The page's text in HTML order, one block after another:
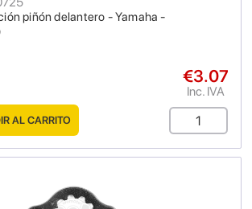
piñón delantero - Yamaha -
€3.07
Inc. IVA
AL CARRITO